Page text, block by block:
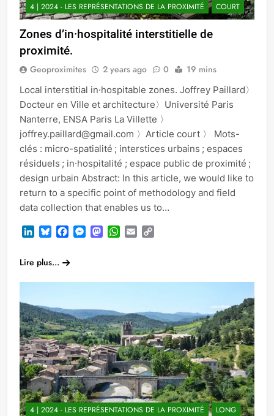
4 | 2024 - LES REPRÉSENTATIONS DE LA PROXIMITÉ COURT
Zones d’in·hospitalité interstitielle de
proximité.
Geoproximites 2 years ago 0 19 mins
Local interstitial in·hospitable zones. Joffrey Paillard〉
Docteur en Ville et architecture〉Université Paris
Nanterre, ENSA Paris La Villette 〉
joffrey.paillard@gmail.com 〉Article court 〉 Mots-
clés : micro-spatialité ; interstices urbains ; espaces
résiduels ; in·hospitalité ; espace public de proximité ;
design urbain Abstract: In this article, we would like to
return to a specific point of methodology and field
data collection that enables us to…
LinkedInBlueskyFacebook
Messenger
Mastodon
WhatsApp
Email
Lire plus...
4 | 2024 - LES REPRÉSENTATIONS DE LA PROXIMITÉ LONG